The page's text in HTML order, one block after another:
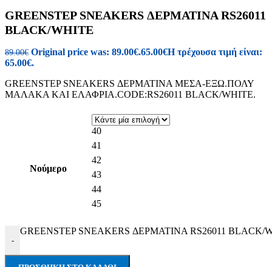
GREENSTEP SNEAKERS ΔΕΡΜΑΤΙΝΑ RS26011
BLACK/WHITE
89.00€ Original price was: 89.00€.65.00€Η τρέχουσα τιμή είναι:
65.00€.
GREENSTEP SNEAKERS ΔΕΡΜΑΤΙΝΑ ΜΕΣΑ-ΕΞΩ.ΠΟΛΥ
ΜΑΛΑΚΑ ΚΑΙ ΕΛΑΦΡΙΑ.CODE:RS26011 BLACK/WHITE.
Νούμερο
40
41
42
43
44
45
-
GREENSTEP SNEAKERS ΔΕΡΜΑΤΙΝΑ RS26011 BLACK/